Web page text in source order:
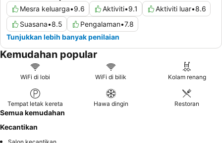
Mesra keluarga•9.6 Aktiviti•9.1 Aktiviti luar•8.6
Suasana•8.5 Pengalaman•7.8
Tunjukkan lebih banyak penilaian
Kemudahan popular
WiFi di lobi WiFi di bilik Kolam renang
Tempat letak kereta Hawa dingin Restoran
Semua kemudahan
Kecantikan